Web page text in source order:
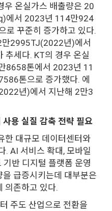
우 온실가스 배출량은 20
에서 2023년 114만924
꾸준히 증가하고 있다.
만2995TJ(2022년)에서
세다. KT의 경우 온실
8658톤에서 2023년 11
톤으로 증가했다. 에
년)에서 지난해 2만3
용 실질 감축 전략 필요
한 대규모 데이터센터와
. AI 서비스 확대, 모바일
반 디지털 플랫폼 운영
급증시키는데 대부분은
의존하고 있다.
주도 산업으로 전환을